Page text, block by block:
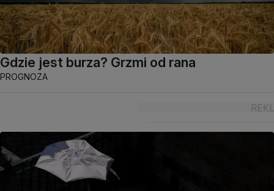
Gdzie jest burza? Grzmi od rana
PROGNOZA